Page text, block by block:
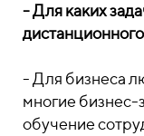
- Для каких
- Для бизнеса
многие
обучение